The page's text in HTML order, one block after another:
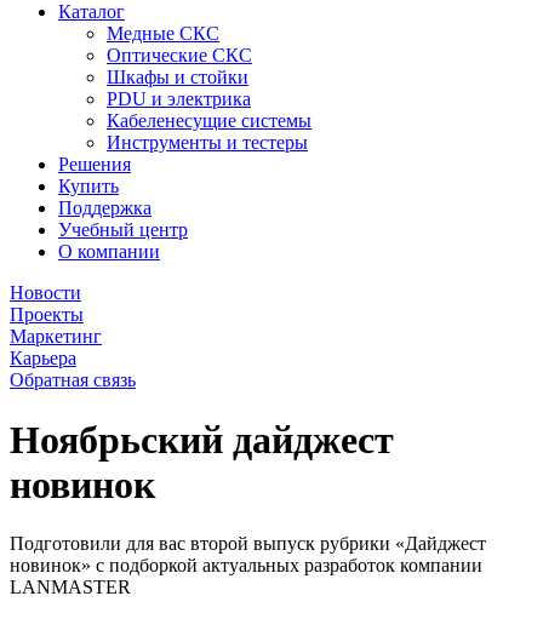
Каталог
Медные СКС
Оптические СКС
Шкафы и стойки
PDU и электрика
Кабеленесущие системы
Инструменты и тестеры
Решения
Купить
Поддержка
Учебный центр
О компании
Новости
Проекты
Маркетинг
Карьера
Обратная связь
Ноябрьский дайджест
новинок
Подготовили для вас второй выпуск рубрики «Дайджест
новинок» с подборкой актуальных разработок компании
LANMASTER